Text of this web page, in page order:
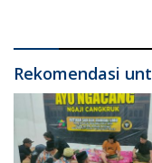
Rekomendasi